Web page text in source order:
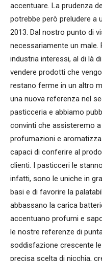
accentuare. La prudenza
potrebbe però preludere a
2013. Dal nostro punto di
necessariamente un
industria interessi, al di là
vendere prodotti che
restano ferme in un altro
una nuova referenza nel
pasticceria e abbiamo
convinti che assisteremo
profumazioni e
capaci di conferire al
clienti. I pasticceri le
infatti, sono le uniche in
basi e di favorire la
abbassano la carica
accentuano profumi e
le nostre referenze di
soddisfazione crescente
precisa scelta di nicchia,